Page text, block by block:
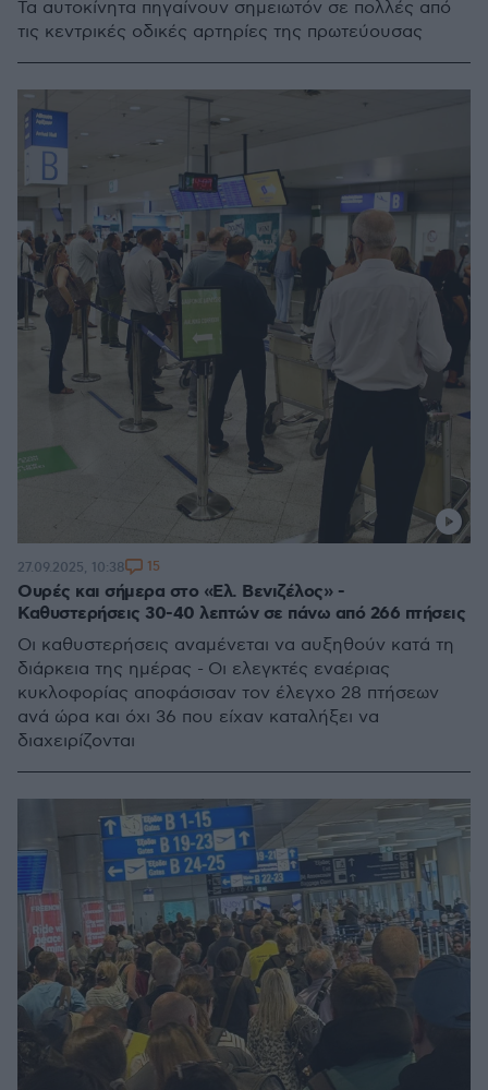
Τα αυτοκίνητα πηγαίνουν σημειωτόν σε πολλές από
τις κεντρικές οδικές αρτηρίες της πρωτεύουσας
Ουρές και σήμερα στο «Ελ. Βενιζέλος» -
Καθυστερήσεις 30-40 λεπτών σε πάνω από 266 πτήσεις
Οι καθυστερήσεις αναμένεται να αυξηθούν κατά τη
διάρκεια της ημέρας - Οι ελεγκτές εναέριας
κυκλοφορίας αποφάσισαν τον έλεγχο 28 πτήσεων
ανά ώρα και όχι 36 που είχαν καταλήξει να
διαχειρίζονται
27.09.2025, 10:38 15